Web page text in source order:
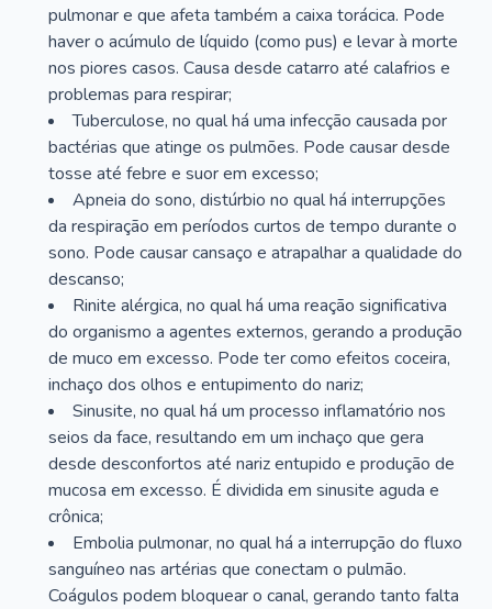
pulmonar e que afeta também a caixa torácica. Pode
haver o acúmulo de líquido (como pus) e levar à morte
nos piores casos. Causa desde catarro até calafrios e
problemas para respirar;
Tuberculose, no qual há uma infecção causada por
bactérias que atinge os pulmões. Pode causar desde
tosse até febre e suor em excesso;
Apneia do sono, distúrbio no qual há interrupções
da respiração em períodos curtos de tempo durante o
sono. Pode causar cansaço e atrapalhar a qualidade do
descanso;
Rinite alérgica, no qual há uma reação significativa
do organismo a agentes externos, gerando a produção
de muco em excesso. Pode ter como efeitos coceira,
inchaço dos olhos e entupimento do nariz;
Sinusite, no qual há um processo inflamatório nos
seios da face, resultando em um inchaço que gera
desde desconfortos até nariz entupido e produção de
mucosa em excesso. É dividida em sinusite aguda e
crônica;
Embolia pulmonar, no qual há a interrupção do fluxo
sanguíneo nas artérias que conectam o pulmão.
Coágulos podem bloquear o canal, gerando tanto falta